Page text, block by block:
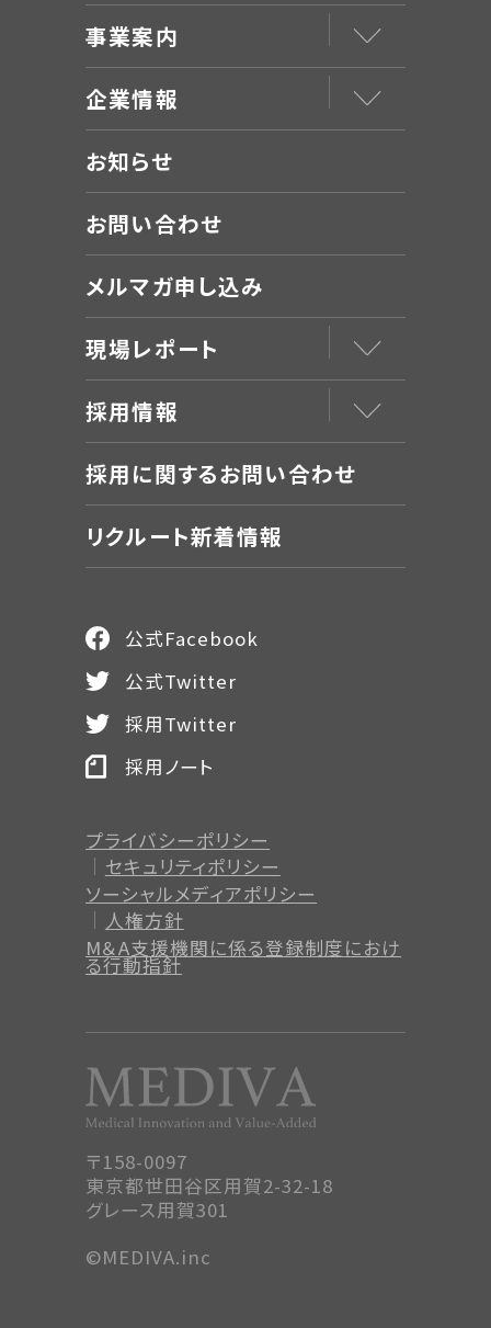
事業案内
企業情報
お知らせ
お問い合わせ
メルマガ申し込み
現場レポート
採用情報
採用に関するお問い合わせ
リクルート新着情報
〒158-0097
東京都世田谷区用賀2-32-18
グレース用賀301
プライバシーポリシー
セキュリティポリシー
ソーシャルメディアポリシー
人権方針
M＆A支援機関に係る登録制度におけ
る行動指針
公式Facebook
公式Twitter
採用Twitter
採用ノート
©MEDIVA.inc